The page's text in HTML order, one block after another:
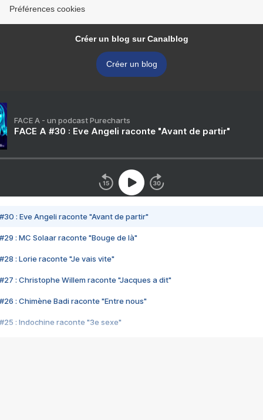
Préférences cookies
Créer un blog sur Canalblog
Créer un blog
FACE A - un podcast Purecharts
FACE A #30 : Eve Angeli raconte "Avant de partir"
#30 : Eve Angeli raconte "Avant de partir"
#29 : MC Solaar raconte "Bouge de là"
#28 : Lorie raconte "Je vais vite"
#27 : Christophe Willem raconte "Jacques a dit"
#26 : Chimène Badi raconte "Entre nous"
#25 : Indochine raconte "3e sexe"